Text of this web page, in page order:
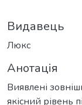
Видавець
Люкс
Анотація
Виявлені
якісний рівень